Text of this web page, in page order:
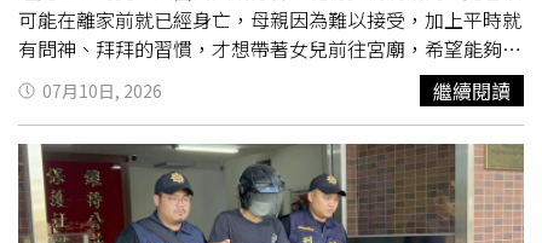
碰到髒髒的眼鏡」。此外，也有網友分享自身經驗，透露眼
鏡鼻墊周邊確實容易卡髒污與油垢，過去甚至需要拿舊牙刷
仔細刷洗，後來更換眼鏡時，索性改選一體成型的塑膠鏡
架，不僅較不易藏污納垢，清潔起來也更加方便。
可能在離家前就已經身亡，母親因為難以接受，加上平時就
有問神、拜拜的習慣，才想帶著女兒前往宮廟，希望能夠求
神救回一命，至於真正死因，仍須等待檢察官相驗結果才能
確認。據《三立新聞網》報導，這起事故發生於昨下午約4
時，62歲陳姓女子駕車載著37歲紀姓女兒行經新園鄉中和
路時，不明原因自撞停放於路旁的機車。事故發生後，陳女
並未受傷，也沒有酒後駕車情形，但警方及救護人員到場
後，卻發現坐在右前座的紀女已明顯死亡，因此未送醫急
07月10日, 2026 繼續閱讀